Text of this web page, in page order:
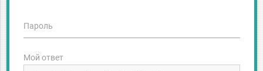
Пароль
Мой ответ